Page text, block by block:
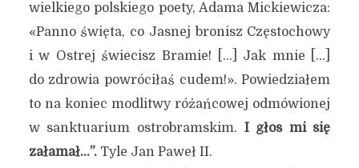
wielkiego polskiego poety, Adama Mickiewicza:
«Panno święta, co Jasnej bronisz Częstochowy
i w Ostrej świecisz Bramie! […] Jak mnie […]
do zdrowia powróciłaś cudem!». Powiedziałem
to na koniec modlitwy różańcowej odmówionej
w sanktuarium ostrobramskim. I głos mi się
załamał…”.Tyle Jan Paweł II.